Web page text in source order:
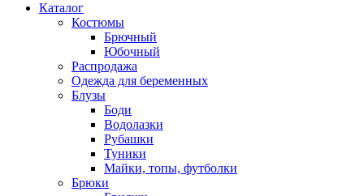
Каталог
Костюмы
Брючный
Юбочный
Распродажа
Одежда для беременных
Блузы
Боди
Водолазки
Рубашки
Туники
Майки, топы, футболки
Брюки